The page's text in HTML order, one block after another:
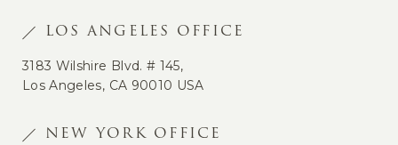
LOS ANGELES OFFICE
3183 Wilshire Blvd. # 145,
Los Angeles, CA 90010 USA
NEW YORK OFFICE